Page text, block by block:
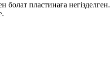
пластинаға негізделген.